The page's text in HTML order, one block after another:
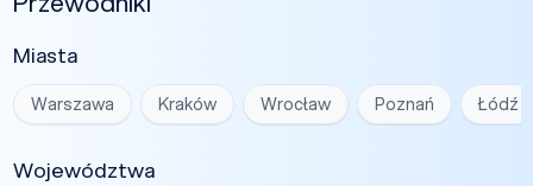
Miasta
Warszawa Kraków Wrocław Poznań Łódź
Województwa